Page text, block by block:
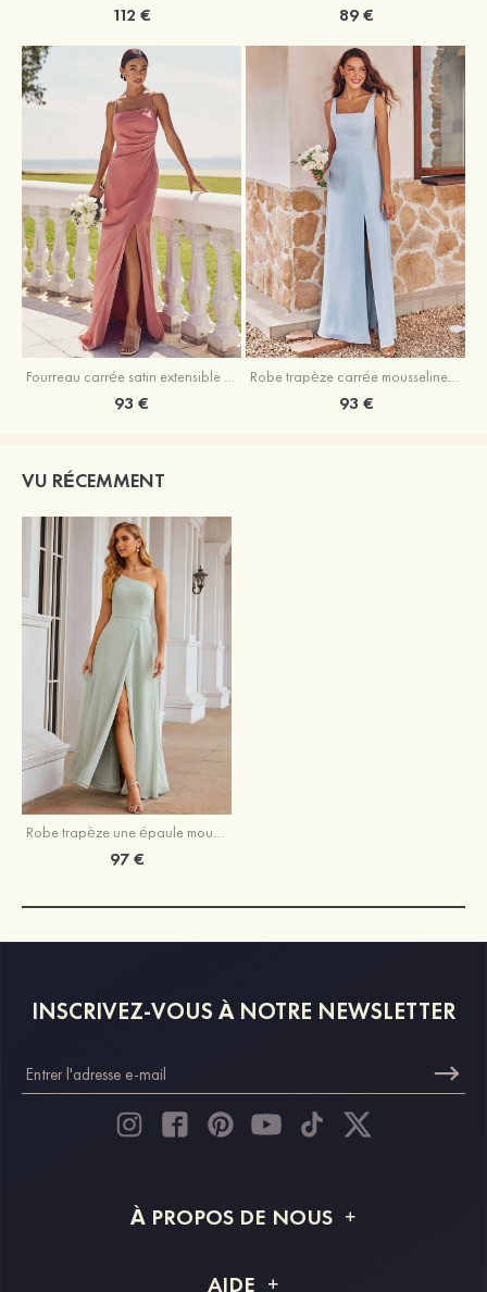
112 € 89 €
93 € 93 €
VU RÉCEMMENT
Robe trapèze une épaule mousseline longueur ras du sol robe de demoiselle d'honneur avec fendu
97 €
INSCRIVEZ-VOUS À NOTRE NEWSLETTER
À PROPOS DE NOUS
AIDE